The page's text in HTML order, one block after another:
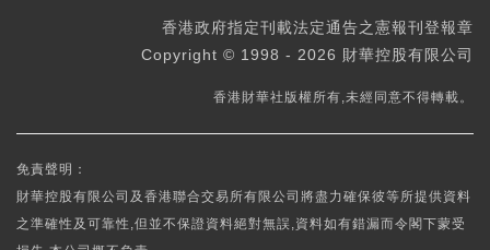
香港政府指定刊載法定通告之憲報刊登報章
Copyright © 1998 - 2026 財華控股有限公司
香港財華社版權所有,未經同意不得轉載。
免責聲明：
財華控股有限公司及香港聯合交易所有限公司將盡力確保彼等所提供資料
之準確性及可靠性,但並不保證資料絕對無誤,資料如有錯漏而令閣下蒙受